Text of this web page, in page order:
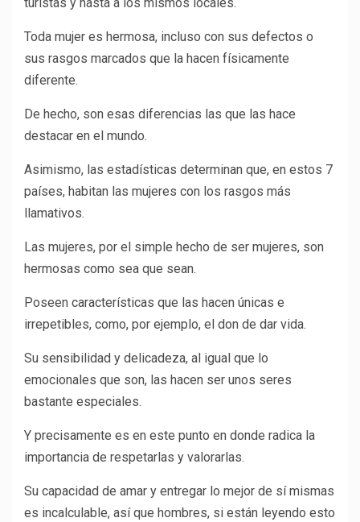
Toda mujer es hermosa, incluso con sus defectos o
sus rasgos marcados que la hacen físicamente
diferente.
De hecho, son esas diferencias las que las hace
destacar en el mundo.
Asimismo, las estadísticas determinan que, en estos 7
países, habitan las mujeres con los rasgos más
llamativos.
Las mujeres, por el simple hecho de ser mujeres, son
hermosas como sea que sean.
Poseen características que las hacen únicas e
irrepetibles, como, por ejemplo, el don de dar vida.
Su sensibilidad y delicadeza, al igual que lo
emocionales que son, las hacen ser unos seres
bastante especiales.
Y precisamente es en este punto en donde radica la
importancia de respetarlas y valorarlas.
Su capacidad de amar y entregar lo mejor de sí mismas
es incalculable, así que hombres, si están leyendo esto